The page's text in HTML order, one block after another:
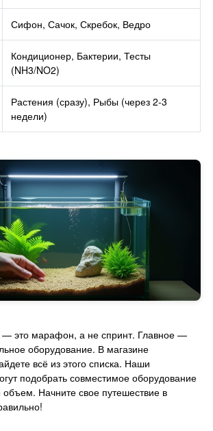
Сифон, Сачок, Скребок, Ведро
Кондиционер, Бактерии, Тесты
(NH3/NO2)
Растения (сразу), Рыбы (через 2-3
недели)
— это марафон, а не спринт. Главное —
оборудование. В магазине
всё из этого списка. Наши
подобрать совместимое оборудование
Начните свое путешествие в